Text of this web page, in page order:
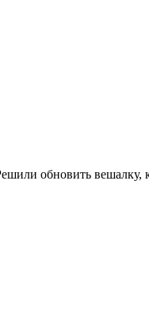
обновить вешалку,